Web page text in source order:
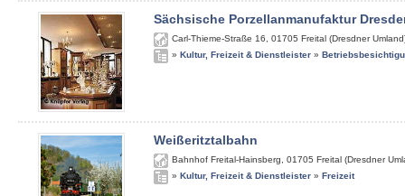
Sächsische Porzellanmanufaktur
Carl-Thieme-Straße 16 01705 Freital (Dresdner
» Kultur, Freizeit & Dienstleister »
Weißeritztalbahn
Bahnhof Freital-Hainsberg 01705 Freital (Dresdner
» Kultur, Freizeit & Dienstleister » Freizeit